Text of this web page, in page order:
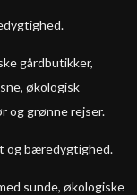
gårdbutikker,
økologisk
og grønne rejser.
og bæredygtighed.
sunde, økologiske